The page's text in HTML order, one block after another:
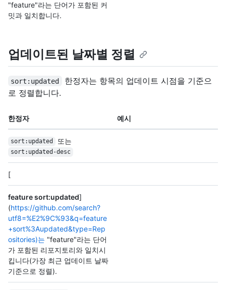
"feature"라는 단어가 포함된 커
밋과 일치합니다.
업데이트된 날짜별 정렬
sort:updated
한정자는 항목의 업데이트 시점을 기준으
로 정렬합니다.
한정자 예시
sort:updated 또는
sort:updated-desc
[
feature sort:updated]
(https://github.com/search?
utf8=%E2%9C%93&q=feature
+sort%3Aupdated&type=Rep
ositories)는 "feature"라는 단어
가 포함된 리포지토리와 일치시
킵니다(가장 최근 업데이트 날짜
기준으로 정렬).